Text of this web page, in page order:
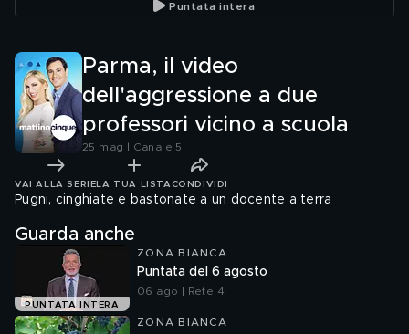
Puntata intera
Parma, il video
dell'aggressione a due
professori vicino a scuola
25 mag | Canale 5
VAI ALLA SERIE LA TUA LISTA CONDIVIDI
Pugni, cinghiate e bastonate a un docente a terra
Guarda anche
PUNTATA INTERA
ZONA BIANCA
Puntata del 6 agosto
06 ago | Rete 4
ZONA BIANCA